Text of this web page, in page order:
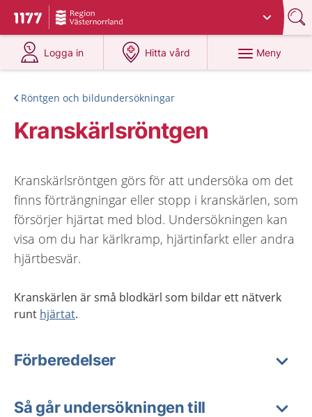
Till startsidan för 1177
Du har valt region
Logga in
på 1177.se
Hitta vård
på 1177.se
Meny
Röntgen och bildundersökningar
Kranskärlsröntgen
Kranskärlsröntgen görs för att undersöka om det
finns förträngningar eller stopp i kranskärlen, som
försörjer hjärtat med blod. Undersökningen kan
visa om du har kärlkramp, hjärtinfarkt eller andra
hjärtbesvär.
Kranskärlen är små blodkärl som bildar ett nätverk
runt hjärtat.
Förberedelser
Så går undersökningen till